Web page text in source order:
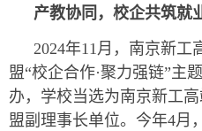
产教协同，校企共筑就
2024年11月，南京新工
盟“校企合作·聚力强链”主
办，学校当选为南京新工
盟副理事长单位。今年4月